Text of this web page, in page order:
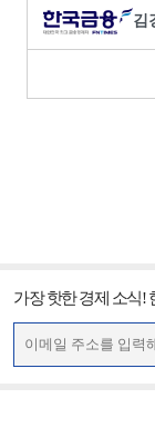
김
가장 핫한 경제 소식!